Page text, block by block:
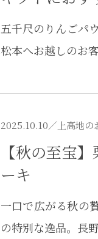
五千尺のりんごパ
松本へお越しのお
2025.10.10／ 上高地
【秋の至宝
ーキ
一口で広がる秋の
の特別な逸品。長